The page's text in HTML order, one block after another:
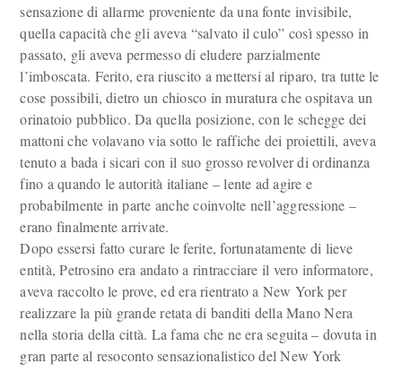
sensazione di allarme proveniente da una fonte invisibile,
quella capacità che gli aveva “salvato il culo” così spesso in
passato, gli aveva permesso di eludere parzialmente
l’imboscata. Ferito, era riuscito a mettersi al riparo, tra tutte le
cose possibili, dietro un chiosco in muratura che ospitava un
orinatoio pubblico. Da quella posizione, con le schegge dei
mattoni che volavano via sotto le raffiche dei proiettili, aveva
tenuto a bada i sicari con il suo grosso revolver di ordinanza
fino a quando le autorità italiane – lente ad agire e
probabilmente in parte anche coinvolte nell’aggressione –
erano finalmente arrivate.
Dopo essersi fatto curare le ferite, fortunatamente di lieve
entità, Petrosino era andato a rintracciare il vero informatore,
aveva raccolto le prove, ed era rientrato a New York per
realizzare la più grande retata di banditi della Mano Nera
nella storia della città. La fama che ne era seguita – dovuta in
gran parte al resoconto sensazionalistico del New York